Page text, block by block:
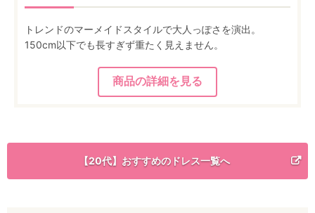
トレンドのマーメイドスタイルで大人っぽさを演出。
150cm以下でも長すぎず重たく見えません。
【20代】おすすめのドレス一覧へ